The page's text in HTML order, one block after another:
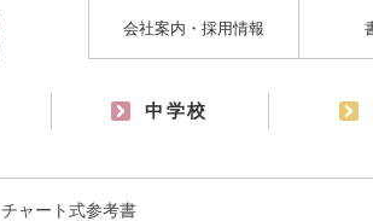
会社案内・採用情報
中学校
チャート式参考書